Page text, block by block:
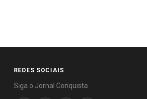
REDES SOCIAIS
Siga o Jornal Conquista